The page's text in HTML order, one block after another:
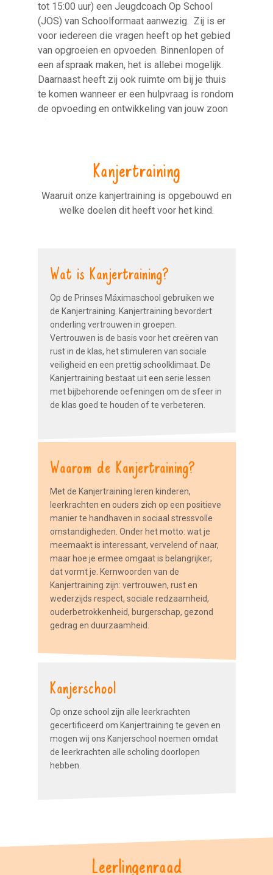
tot 15:00 uur) een Jeugdcoach Op School
(JOS) van Schoolformaat aanwezig. Zij is er
voor iedereen die vragen heeft op het gebied
van opgroeien en opvoeden. Binnenlopen of
een afspraak maken, het is allebei mogelijk.
Daarnaast heeft zij ook ruimte om bij je thuis
te komen wanneer er een hulpvraag is rondom
de opvoeding en ontwikkeling van jouw zoon
Kanjertraining
Waaruit onze kanjertraining is opgebouwd en
welke doelen dit heeft voor het kind.
Wat is Kanjertraining?
Op de Prinses Máximaschool gebruiken we
de Kanjertraining. Kanjertraining bevordert
onderling vertrouwen in groepen.
Vertrouwen is de basis voor het creëren van
rust in de klas, het stimuleren van sociale
veiligheid en een prettig schoolklimaat. De
Kanjertraining bestaat uit een serie lessen
met bijbehorende oefeningen om de sfeer in
de klas goed te houden of te verbeteren.
Waarom de Kanjertraining?
Met de Kanjertraining leren kinderen,
leerkrachten en ouders zich op een positieve
manier te handhaven in sociaal stressvolle
omstandigheden. Onder het motto: wat je
meemaakt is interessant, vervelend of naar,
maar hoe je ermee omgaat is belangrijker;
dat vormt je. Kernwoorden van de
Kanjertraining zijn: vertrouwen, rust en
wederzijds respect, sociale redzaamheid,
ouderbetrokkenheid, burgerschap, gezond
gedrag en duurzaamheid.
Kanjerschool
Op onze school zijn alle leerkrachten
gecertificeerd om Kanjertraining te geven en
mogen wij ons Kanjerschool noemen omdat
de leerkrachten alle scholing doorlopen
hebben.
Leerlingenraad